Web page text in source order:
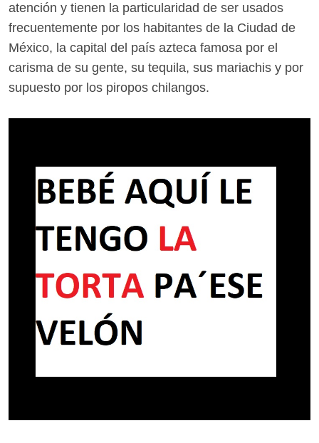
atención y tienen la particularidad de ser usados
frecuentemente por los habitantes de la Ciudad de
México, la capital del país azteca famosa por el
carisma de su gente, su tequila, sus mariachis y por
supuesto por los piropos chilangos.